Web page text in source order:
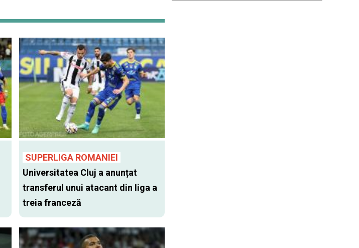
SUPERLIGA ROMANIEI
Universitatea Cluj a anunțat
transferul unui atacant din liga a
treia franceză